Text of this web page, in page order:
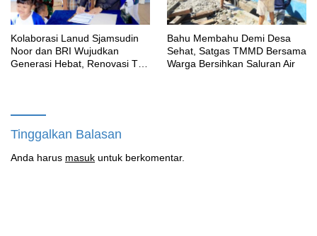
Kolaborasi Lanud Sjamsudin
Noor dan BRI Wujudkan
Generasi Hebat, Renovasi TK
Bahu Membahu Demi Desa
Sehat, Satgas TMMD Bersama
Warga Bersihkan Saluran Air
Tinggalkan Balasan
Anda harus masuk untuk berkomentar.